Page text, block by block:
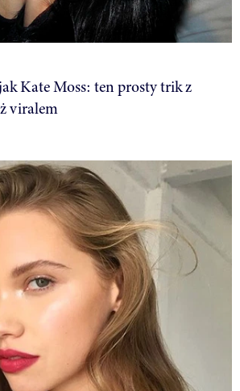
Kate Moss: ten prosty trik z
viralem